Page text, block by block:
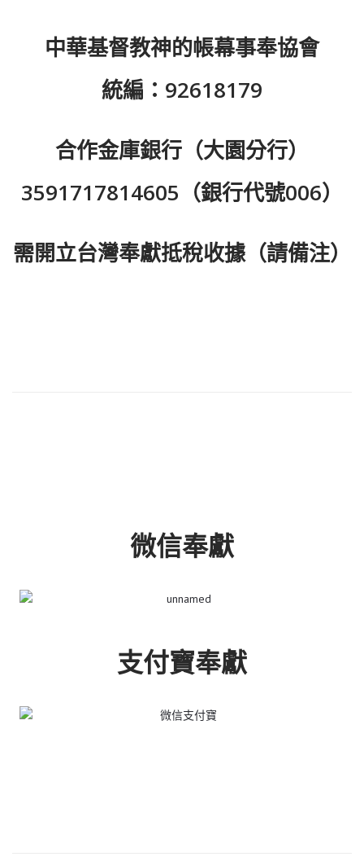
中華基督教神的帳幕事奉協會
統編：92618179
合作金庫銀行（大園分行）
3591717814605（銀行代號006）
需開立台灣奉獻抵稅收據（請備注）
微信奉獻
支付寶奉獻